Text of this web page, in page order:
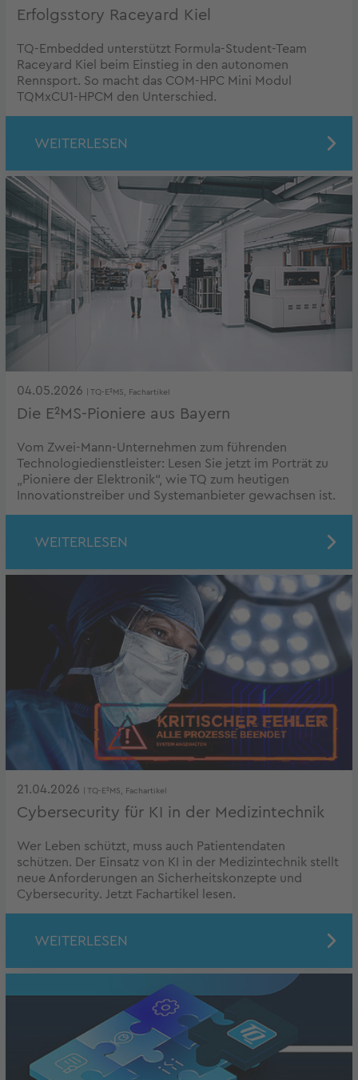
Erfolgsstory Raceyard Kiel
TQ-Embedded unterstützt Formula-Student-Team
Raceyard Kiel beim Einstieg in den autonomen
Rennsport. So macht das COM-HPC Mini Modul
TQMxCU1-HPCM den Unterschied.
WEITERLESEN
04.05.2026 | TQ-E²MS, Fachartikel
Die E²MS-Pioniere aus Bayern
Vom Zwei-Mann-Unternehmen zum führenden
Technologiedienstleister: Lesen Sie jetzt im Porträt zu
„Pioniere der Elektronik“, wie TQ zum heutigen
Innovationstreiber und Systemanbieter gewachsen ist.
WEITERLESEN
21.04.2026 | TQ-E²MS, Fachartikel
Cybersecurity für KI in der Medizintechnik
Wer Leben schützt, muss auch Patientendaten
schützen. Der Einsatz von KI in der Medizintechnik stellt
neue Anforderungen an Sicherheitskonzepte und
Cybersecurity. Jetzt Fachartikel lesen.
WEITERLESEN